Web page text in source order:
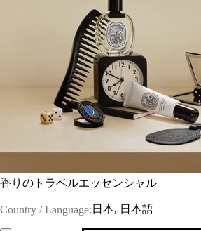
香りのトラベルエッセンシャル
Country / Language: 日本, 日本語